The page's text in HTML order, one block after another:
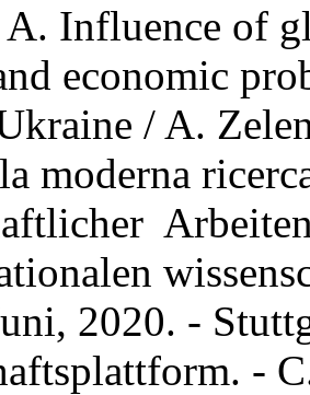
Influence of
economic
/ A.
moderna
2020. -
-